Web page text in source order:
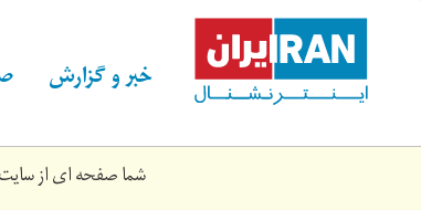
content خبر و گزارش
شما صفحه ای از سایت